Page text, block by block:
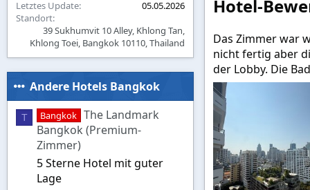
Hotel-
Das Zimmer war
nicht fertig aber
der Lobby. Die
Letztes Update
05.05.2026
Standort
39 Sukhumvit 10 Alley, Khlong Tan,
Khlong Toei, Bangkok 10110, Thailand
Andere Hotels Bangkok
T Bangkok The Landmark
Bangkok (Premium-
Zimmer)
5 Sterne Hotel mit guter
Lage